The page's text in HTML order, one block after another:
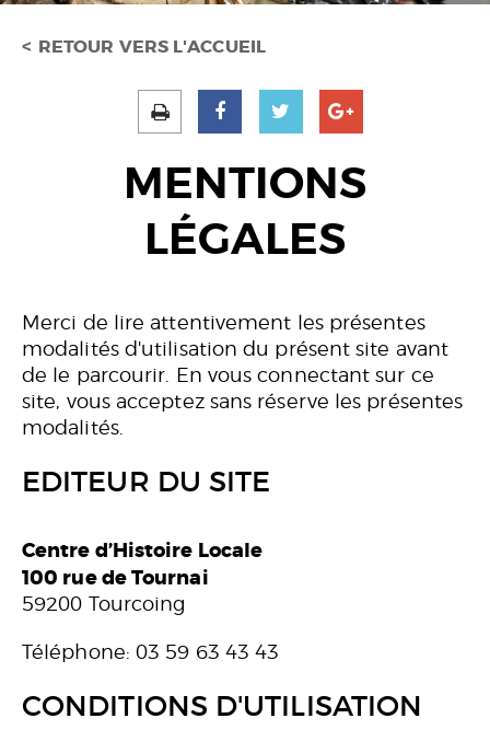
RETOUR VERS L'ACCUEIL
MENTIONS
LÉGALES
Merci de lire attentivement les présentes
modalités d'utilisation du présent site avant
de le parcourir. En vous connectant sur ce
site, vous acceptez sans réserve les présentes
modalités.
EDITEUR DU SITE
Centre d’Histoire Locale
100 rue de Tournai
59200 Tourcoing
Téléphone: 03 59 63 43 43
CONDITIONS D'UTILISATION